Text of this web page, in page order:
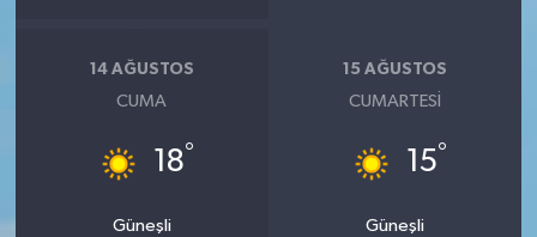
14 AĞUSTOS
CUMA
18°
Güneşli
15 AĞUSTOS
CUMARTESI
15°
Güneşli